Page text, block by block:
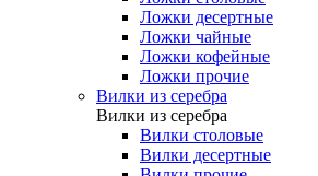
Ложки десертные
Ложки чайные
Ложки кофейные
Ложки прочие
Вилки из серебра
Вилки из серебра
Вилки столовые
Вилки десертные